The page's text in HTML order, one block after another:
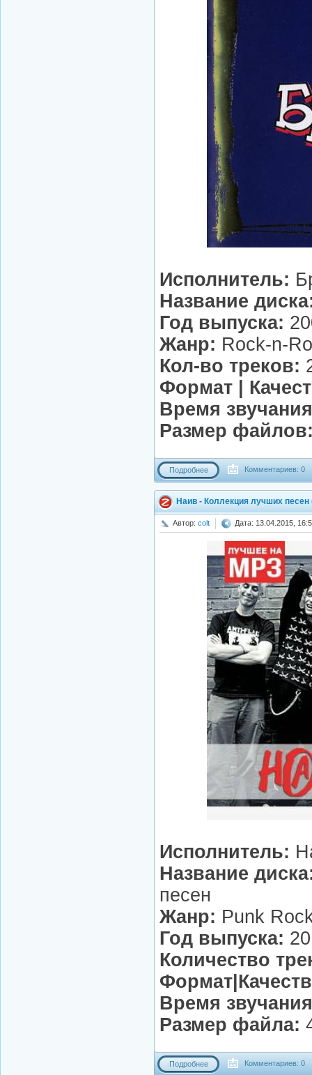
Исполнитель:
Название
Год выпуска:
Жанр: Rock-n-
Кол-во треков:
Формат |
Время
Размер
Подробнее Комментариев: 0
Наив - Коллекция лучших песен
Автор: colt Дата: 13.04.2015,
Исполнитель:
Название
песен
Жанр: Punk
Год выпуска:
Количество
Время
Размер файла:
Подробнее Комментариев: 0